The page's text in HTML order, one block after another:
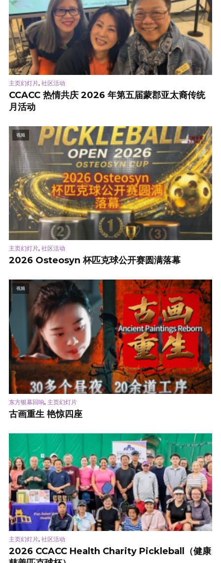
主页幻灯片, 社区活动
CCACC 热情共庆 2026 年第五届蒙郡亚太裔传统
月活动
视频
主页幻灯片, 社区活动
2026 Osteosyn 杯匹克球公开赛圆满落幕
视频
东方银幕回响, 主页幻灯片
古画重生 艳惊四座
主页幻灯片, 社区活动
2026 CCACC Health Charity Pickleball（健康